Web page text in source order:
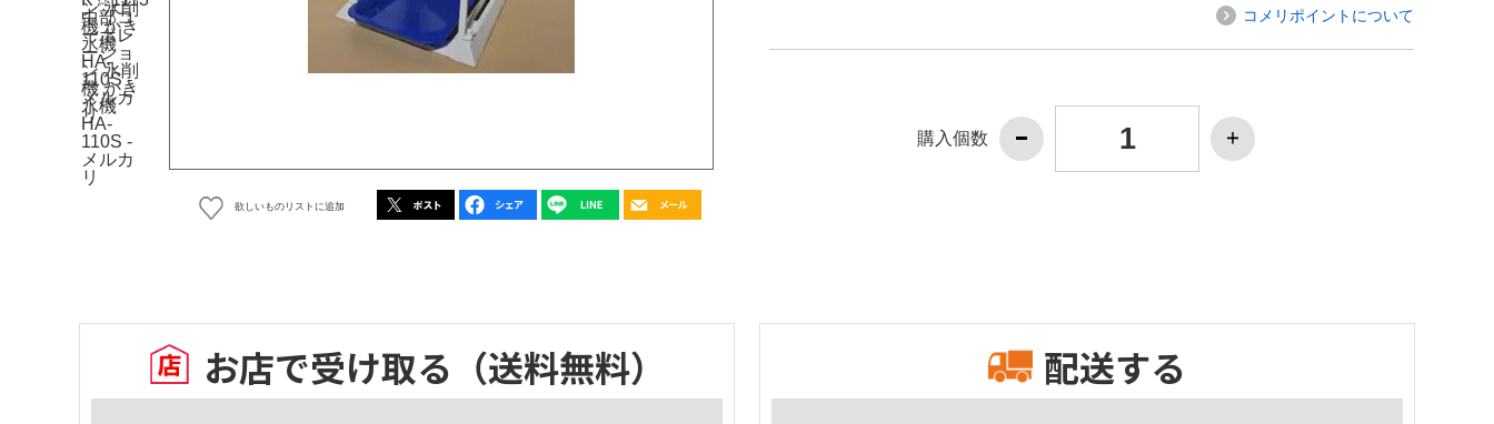
欲しいものリストに追加
コメリポイントについて
購入個数
お店で受け取る （送料無料） 配送する